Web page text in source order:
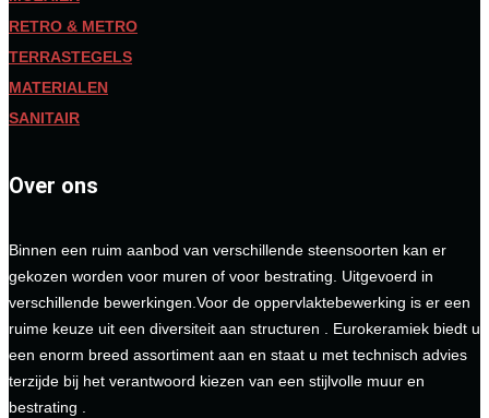
RETRO & METRO
TERRASTEGELS
MATERIALEN
SANITAIR
Over ons
Binnen een ruim aanbod van verschillende steensoorten kan er
gekozen worden voor muren of voor bestrating. Uitgevoerd in
verschillende bewerkingen.Voor de oppervlaktebewerking is er een
ruime keuze uit een diversiteit aan structuren . Eurokeramiek biedt u
een enorm breed assortiment aan en staat u met technisch advies
terzijde bij het verantwoord kiezen van een stijlvolle muur en
bestrating .